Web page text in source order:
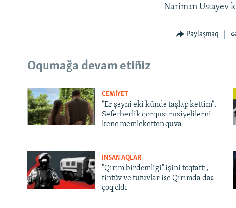
Nariman Ustayev
Paylaşmaq
Oqumağa devam etiñiz
CEMİYET
"Er şeyni eki künde taşlap kettim".
Seferberlik qorqusı rusiyelilerni
kene memleketten quva
İNSAN AQLARI
"Qırım birdemligi" işini toqtattı,
tintüv ve tutuvlar ise Qırımda daa
çoq oldı